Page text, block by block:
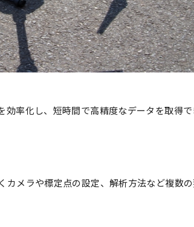
率化し、短時間で高精度なデータを取得
メラや標定点の設定、解析方法など複数